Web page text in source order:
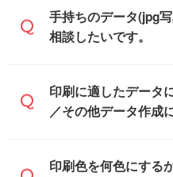
お見積・ご注文フォ
てご入稿ください。
不備がないかチェッ
てから印刷に進みま
一部商品は入稿用テ
あります。各商品ペ
入稿用のテンプレー
Illustratorや
手持ちのデータ(jpg
相談したいです。
印刷に適したデータ
当スタッフが事前に
にメールでお送りく
印刷に適したデータ
／その他データ作成
データ作成でお困り
印刷色を何色にする